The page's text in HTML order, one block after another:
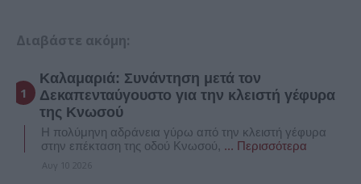
Διαβάστε ακόμη:
Καλαμαριά: Συνάντηση μετά τον
Δεκαπενταύγουστο για την κλειστή γέφυρα
της Κνωσού
Η πολύμηνη αδράνεια γύρω από την κλειστή γέφυρα
στην επέκταση της οδού Κνωσού, ... Περισσότερα
Αυγ 10 2026